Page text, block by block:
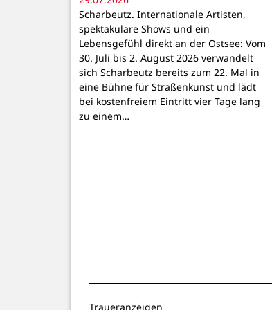
Scharbeutz. Internationale Artisten,
spektakuläre Shows und ein
Lebensgefühl direkt an der Ostsee: Vom
30. Juli bis 2. August 2026 verwandelt
sich Scharbeutz bereits zum 22. Mal in
eine Bühne für Straßenkunst und lädt
bei kostenfreiem Eintritt vier Tage lang
zu einem…
Traueranzeigen